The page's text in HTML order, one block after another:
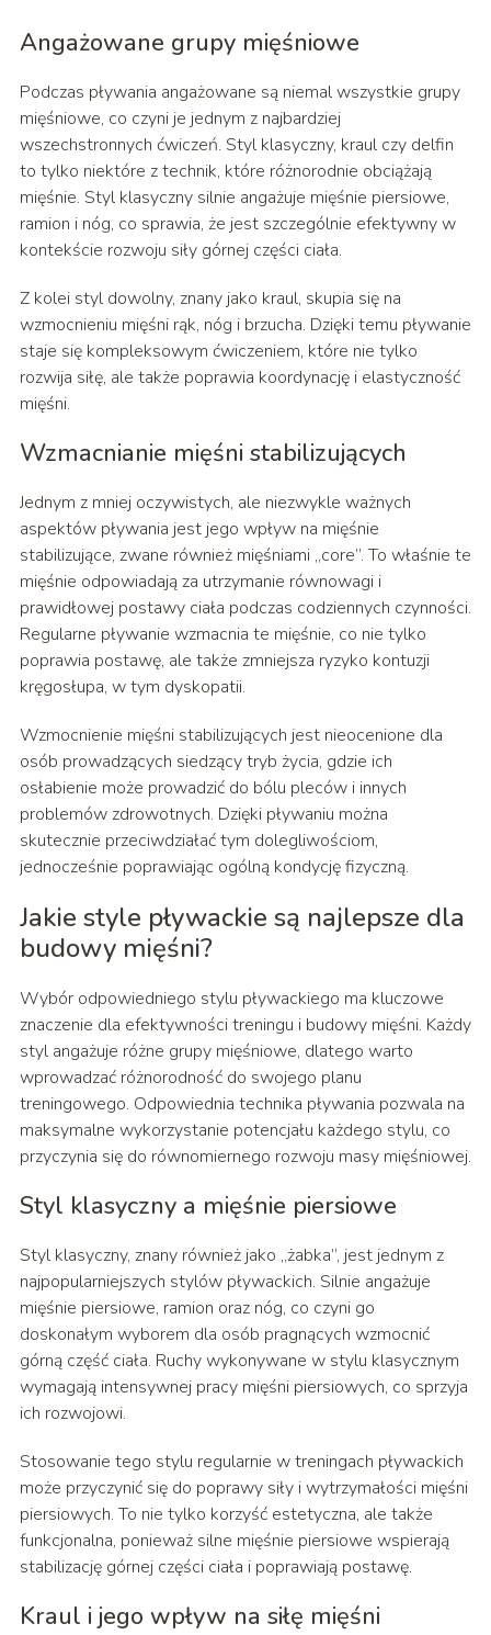
Angażowane grupy mięśniowe
Podczas pływania angażowane są niemal wszystkie grupy
mięśniowe, co czyni je jednym z najbardziej
wszechstronnych ćwiczeń. Styl klasyczny, kraul czy delfin
to tylko niektóre z technik, które różnorodnie obciążają
mięśnie. Styl klasyczny silnie angażuje mięśnie piersiowe,
ramion i nóg, co sprawia, że jest szczególnie efektywny w
kontekście rozwoju siły górnej części ciała.
Z kolei styl dowolny, znany jako kraul, skupia się na
wzmocnieniu mięśni rąk, nóg i brzucha. Dzięki temu pływanie
staje się kompleksowym ćwiczeniem, które nie tylko
rozwija siłę, ale także poprawia koordynację i elastyczność
mięśni.
Wzmacnianie mięśni stabilizujących
Jednym z mniej oczywistych, ale niezwykle ważnych
aspektów pływania jest jego wpływ na mięśnie
stabilizujące, zwane również mięśniami „core”. To właśnie te
mięśnie odpowiadają za utrzymanie równowagi i
prawidłowej postawy ciała podczas codziennych czynności.
Regularne pływanie wzmacnia te mięśnie, co nie tylko
poprawia postawę, ale także zmniejsza ryzyko kontuzji
kręgosłupa, w tym dyskopatii.
Wzmocnienie mięśni stabilizujących jest nieocenione dla
osób prowadzących siedzący tryb życia, gdzie ich
osłabienie może prowadzić do bólu pleców i innych
problemów zdrowotnych. Dzięki pływaniu można
skutecznie przeciwdziałać tym dolegliwościom,
jednocześnie poprawiając ogólną kondycję fizyczną.
Jakie style pływackie są najlepsze dla
budowy mięśni?
Wybór odpowiedniego stylu pływackiego ma kluczowe
znaczenie dla efektywności treningu i budowy mięśni. Każdy
styl angażuje różne grupy mięśniowe, dlatego warto
wprowadzać różnorodność do swojego planu
treningowego. Odpowiednia technika pływania pozwala na
maksymalne wykorzystanie potencjału każdego stylu, co
przyczynia się do równomiernego rozwoju masy mięśniowej.
Styl klasyczny a mięśnie piersiowe
Styl klasyczny, znany również jako „żabka”, jest jednym z
najpopularniejszych stylów pływackich. Silnie angażuje
mięśnie piersiowe, ramion oraz nóg, co czyni go
doskonałym wyborem dla osób pragnących wzmocnić
górną część ciała. Ruchy wykonywane w stylu klasycznym
wymagają intensywnej pracy mięśni piersiowych, co sprzyja
ich rozwojowi.
Stosowanie tego stylu regularnie w treningach pływackich
może przyczynić się do poprawy siły i wytrzymałości mięśni
piersiowych. To nie tylko korzyść estetyczna, ale także
funkcjonalna, ponieważ silne mięśnie piersiowe wspierają
stabilizację górnej części ciała i poprawiają postawę.
Kraul i jego wpływ na siłę mięśni